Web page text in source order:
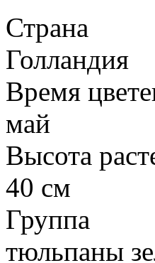
Страна
Голландия
Время
май
Высота
40 см
Группа
тюльпаны